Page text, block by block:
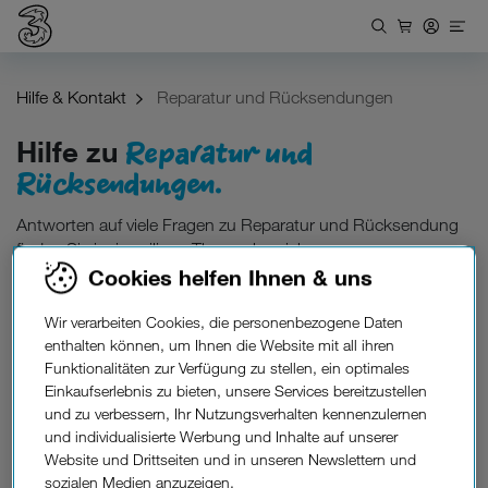
Hilfe & Kontakt Reparatur und Rücksendungen
Hilfe zu Reparatur und
Rücksendungen.
Antworten auf viele Fragen zu Reparatur und Rücksendung
finden Sie im jeweiligen Themenbereich.
Reparatur
Rücksendungen
Cookies helfen Ihnen & uns
Wir verarbeiten Cookies, die personenbezogene Daten
enthalten können, um Ihnen die Website mit all ihren
Funktionalitäten zur Verfügung zu stellen, ein optimales
Einkaufserlebnis zu bieten, unsere Services bereitzustellen
und zu verbessern, Ihr Nutzungsverhalten kennenzulernen
und individualisierte Werbung und Inhalte auf unserer
Website und Drittseiten und in unseren Newslettern und
sozialen Medien anzuzeigen.